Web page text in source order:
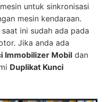
untuk sinkronisasi
mesin kendaraan.
saat ini sudah ada pada
Jika anda ada
Immobilizer Mobil dan
Duplikat Kunci